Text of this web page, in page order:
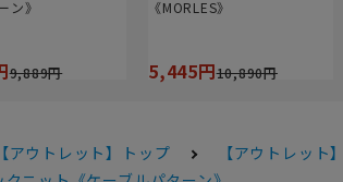
ン》
9,889円
《MORLES》
5,445円10,890円
【アウトレット】トップ 【アウトレット